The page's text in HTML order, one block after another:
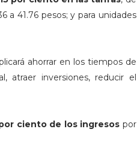
a 41.76 pesos; y para unidades
ahorrar en los tiempos de
atraer inversiones, reducir el
ciento de los ingresos por